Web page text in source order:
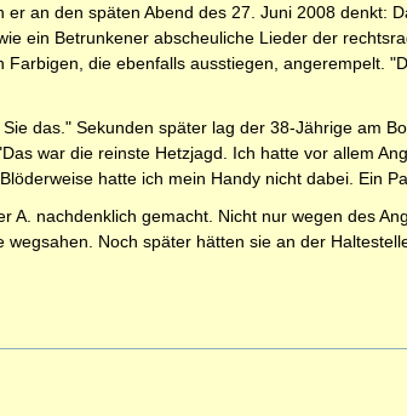
an den späten Abend des 27. Juni 2008 denkt:
ein Betrunkener abscheuliche Lieder der
die ebenfalls ausstiegen, angerempelt.
das." Sekunden später lag der 38-Jährige am
war die reinste Hetzjagd. Ich hatte vor allem
hatte ich mein Handy nicht dabei. Ein
A. nachdenklich gemacht. Nicht nur wegen des
Noch später hätten sie an der